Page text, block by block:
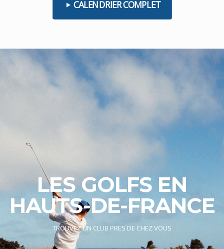
CALENDRIER COMPLET
LES GOLFS EN
HAUTS-DE-FRANCE
TROUVEZ UN CLUB PRES DE CHEZ VOUS